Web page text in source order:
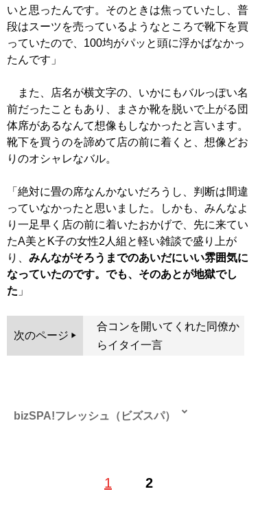
いと思ったんです。そのときは焦っていたし、普
段はスーツを売っているようなところで靴下を買
っていたので、100均がパッと頭に浮かばなかっ
たんです」
また、店名が横文字の、いかにもバルっぽい名
前だったこともあり、まさか靴を脱いで上がる団
体席があるなんて想像もしなかったと言います。
靴下を買うのを諦めて店の前に着くと、想像どお
りのオシャレなバル。
「絶対に畳の席なんかないだろうし、判断は間違
っていなかったと思いました。しかも、みんなよ
り一足早く店の前に着いたおかげで、先に来てい
たA美とK子の女性2人組と軽い雑談で盛り上が
り、 みんながそろうまでのあいだにいい雰囲気に
なっていたのです。でも、そのあとが地獄でし
た 」
次のページ
合コンを開いてくれた同僚か
らイタイ一言
1 2
bizSPA!フレッシュ（ビズスパ）